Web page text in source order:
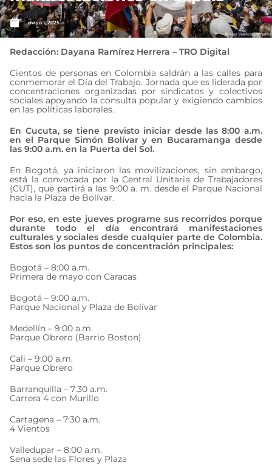
mayo 1, 2025
Redacción: Dayana Ramírez Herrera – TRO Digital
Cientos de personas en Colombia saldrán a las calles para
conmemorar el Día del Trabajo. Jornada que es liderada por
concentraciones organizadas por sindicatos y colectivos
sociales apoyando la consulta popular y exigiendo cambios
en las políticas laborales.
En Cucuta, se tiene previsto iniciar desde las 8:00 a.m.
en el Parque Simón Bolívar y en Bucaramanga desde
las 9:00 a.m. en la Puerta del Sol.
En Bogotá, ya iniciaron las movilizaciones, sin embargo,
está la convocada por la Central Unitaria de Trabajadores
(CUT), que partirá a las 9:00 a. m. desde el Parque Nacional
hacia la Plaza de Bolívar.
Por eso, en este jueves programe sus recorridos porque
durante todo el día encontrará manifestaciones
culturales y sociales desde cualquier parte de Colombia.
Estos son los puntos de concentración principales:
Bogotá – 8:00 a.m.
Primera de mayo con Caracas
Bogotá – 9:00 a.m.
Parque Nacional y Plaza de Bolívar
Medellín – 9:00 a.m.
Parque Obrero (Barrio Boston)
Cali – 9:00 a.m.
Parque Obrero
Barranquilla – 7:30 a.m.
Carrera 4 con Murillo
Cartagena – 7:30 a.m.
4 Vientos
Valledupar – 8:00 a.m.
Sena sede las Flores y Plaza